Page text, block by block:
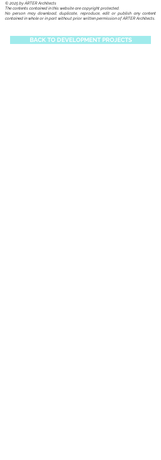
​© 2025 by ÁRTER Architects
The contents contained in this website are copyright protected.
No person may download, duplicate, reproduce, edit or publish any content
contained in whole or in part without prior written permission of ÁRTER Architects.
BACK TO DEVELOPMENT PROJECTS